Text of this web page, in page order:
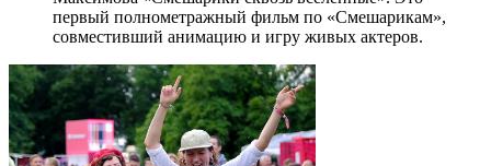
первый полнометражный фильм по «Смешарикам»,
совместивший анимацию и игру живых актеров.